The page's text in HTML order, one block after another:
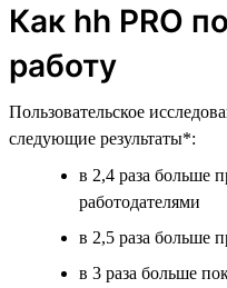
Как hh PRO
работу
Пользовательское
следующие результаты*:
в 2,4 раза больше
работодателями
в 2,5 раза больше
в 3 раза больше